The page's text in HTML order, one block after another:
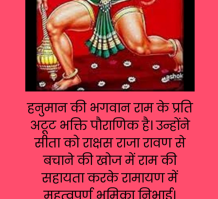
हनुमान की भगवान राम के प्रति
अटूट भक्ति पौराणिक है। उन्होंने
सीता को राक्षस राजा रावण से
बचाने की खोज में राम की
सहायता करके रामायण में